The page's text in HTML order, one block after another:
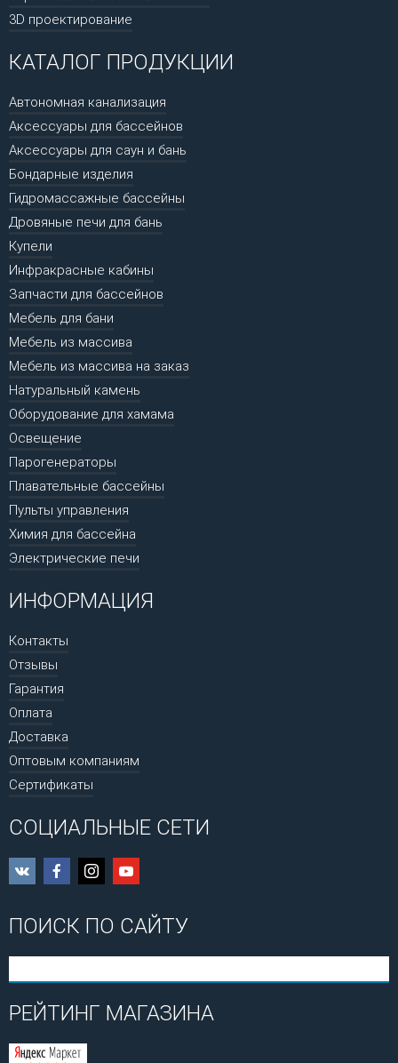
3D проектирование
КАТАЛОГ ПРОДУКЦИИ
Автономная канализация
Аксессуары для бассейнов
Аксессуары для саун и бань
Бондарные изделия
Гидромассажные бассейны
Дровяные печи для бань
Купели
Инфракрасные кабины
Запчасти для бассейнов
Мебель для бани
Мебель из массива
Мебель из массива на заказ
Натуральный камень
Оборудование для хамама
Освещение
Парогенераторы
Плавательные бассейны
Пульты управления
Химия для бассейна
Электрические печи
ИНФОРМАЦИЯ
Контакты
Отзывы
Гарантия
Оплата
Доставка
Оптовым компаниям
Сертификаты
СОЦИАЛЬНЫЕ СЕТИ
ПОИСК ПО САЙТУ
РЕЙТИНГ МАГАЗИНА